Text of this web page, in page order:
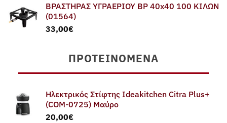
ΒΡΑΣΤΗΡΑΣ ΥΓΡΑΕΡΙΟΥ BP 40x40 100 ΚΙΛΩΝ
(01564)
33,00€
ΠΡΟΤΕΙΝΌΜΕΝΑ
Ηλεκτρικός Στίφτης Ideakitchen Citra Plus+
(COM-0725) Μαύρο
20,00€